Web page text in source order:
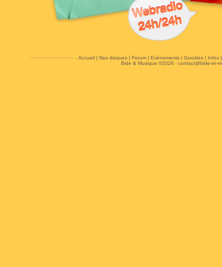
Accueil| Nos disques| Forum| Evénements| Goodies| Infos
Bide & Musique ©2026 - contact@bide-et-